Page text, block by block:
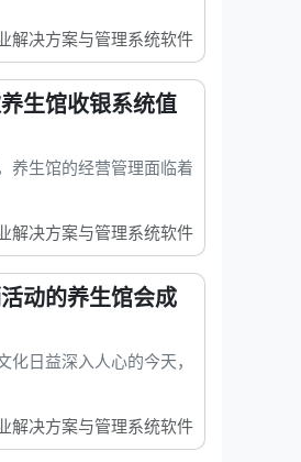
解决方案与管理系统软件
生馆收银系统值
养生馆的经营管理面临着
解决方案与管理系统软件
动的养生馆会成
日益深入人心的今天，
解决方案与管理系统软件